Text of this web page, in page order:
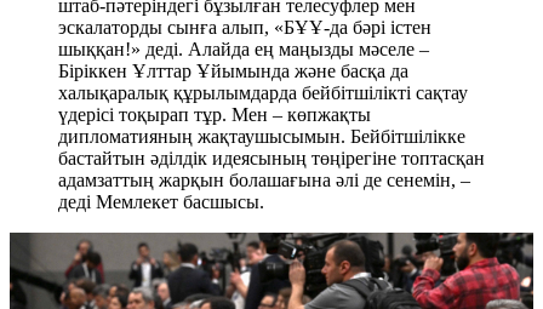
штаб-пәтеріндегі бұзылған телесуфлер мен
эскалаторды сынға алып, «БҰҰ-да бәрі істен
шыққан!» деді. Алайда ең маңызды мәселе –
Біріккен Ұлттар Ұйымында және басқа да
халықаралық құрылымдарда бейбітшілікті сақтау
үдерісі тоқырап тұр. Мен – көпжақты
дипломатияның жақтаушысымын. Бейбітшілікке
бастайтын әділдік идеясының төңірегіне топтасқан
адамзаттың жарқын болашағына әлі де сенемін, –
деді Мемлекет басшысы.